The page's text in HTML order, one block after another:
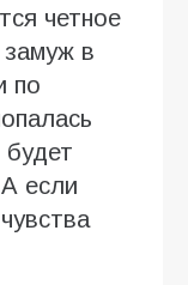
четное
замуж в
по
если